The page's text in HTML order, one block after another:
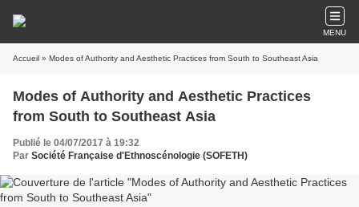
MENU
Accueil » Modes of Authority and Aesthetic Practices from South to Southeast Asia
Modes of Authority and Aesthetic Practices
from South to Southeast Asia
Publié le 04/07/2017 à 19:32
Par Société Française d'Ethnoscénologie (SOFETH)